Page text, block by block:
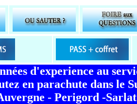
d'experience au
en parachute dans le
- Perigord -